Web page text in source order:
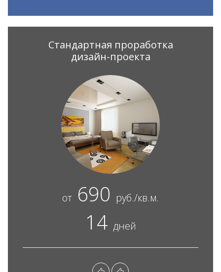
Стандартная проработка
дизайн-проекта
от 690 руб./кв.м.
14 дней